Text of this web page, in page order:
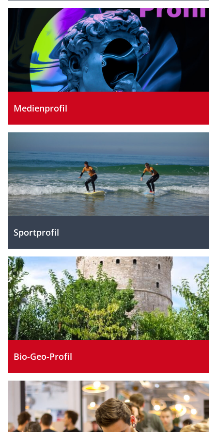
Medienprofil
Sportprofil
Bio-Geo-Profil